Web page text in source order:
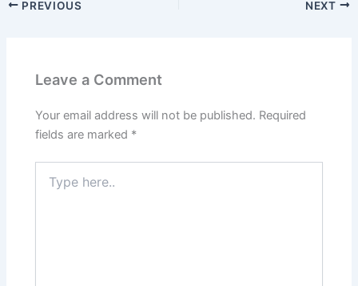
e
o
k
o
o
PREVIOUS NEXT
Leave a Comment
Your email address will not be published. Required
fields are marked *
here..